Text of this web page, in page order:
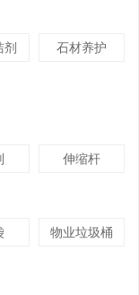
剂 石材养护
伸缩杆
物业垃圾桶